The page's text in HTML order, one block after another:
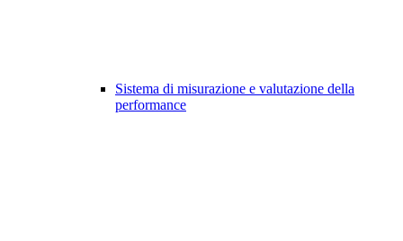
Sistema di misurazione e valutazione della
performance